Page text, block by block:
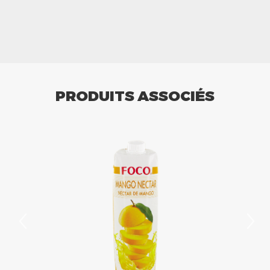
PRODUITS ASSOCIÉS